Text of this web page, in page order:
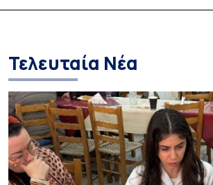
υποψηφίων
Τελευταία Νέα